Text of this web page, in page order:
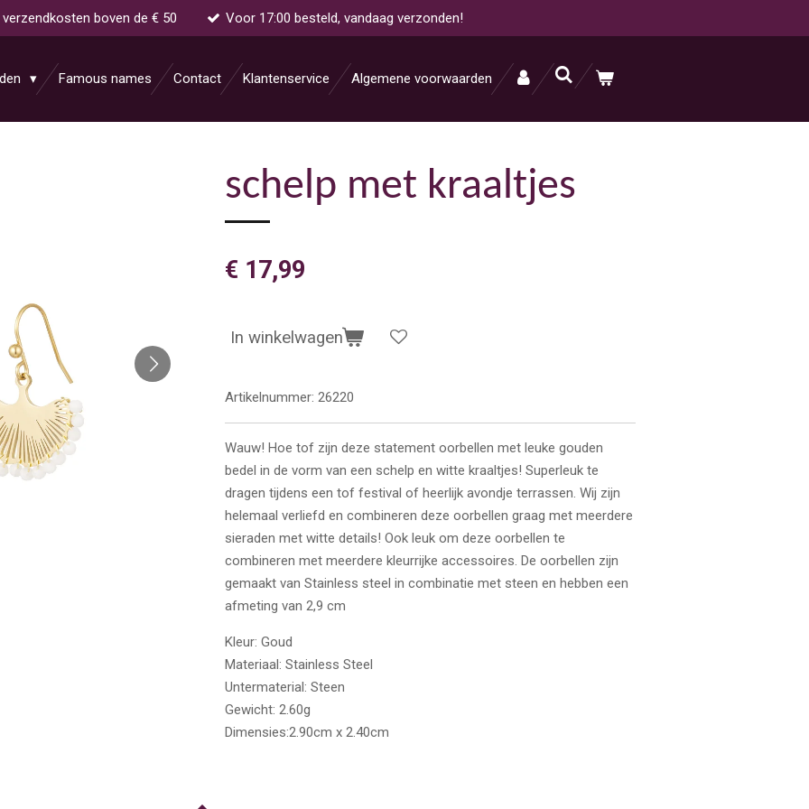
boven de € 50 Voor 17:00 besteld, vandaag verzonden!
Famous names Contact Klantenservice Algemene voorwaarden
schelp met kraaltjes
€ 17,99
In winkelwagen
Artikelnummer: 26220
Wauw! Hoe tof zijn deze statement oorbellen met leuke gouden
bedel in de vorm van een schelp en witte kraaltjes! Superleuk te
dragen tijdens een tof festival of heerlijk avondje terrassen. Wij zijn
helemaal verliefd en combineren deze oorbellen graag met meerdere
sieraden met witte details! Ook leuk om deze oorbellen te
combineren met meerdere kleurrijke accessoires. De oorbellen zijn
gemaakt van Stainless steel in combinatie met steen en hebben een
afmeting van 2,9 cm
Kleur: Goud
Materiaal: Stainless Steel
Untermaterial: Steen
Gewicht: 2.60g
Dimensies:2.90cm x 2.40cm